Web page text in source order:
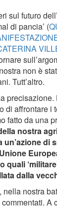
sul futuro
di pancia’ (
non è
Tutt’altro.
di affrontare i
fatto da una
nostra
di
quali
dalla
nella nostra
A